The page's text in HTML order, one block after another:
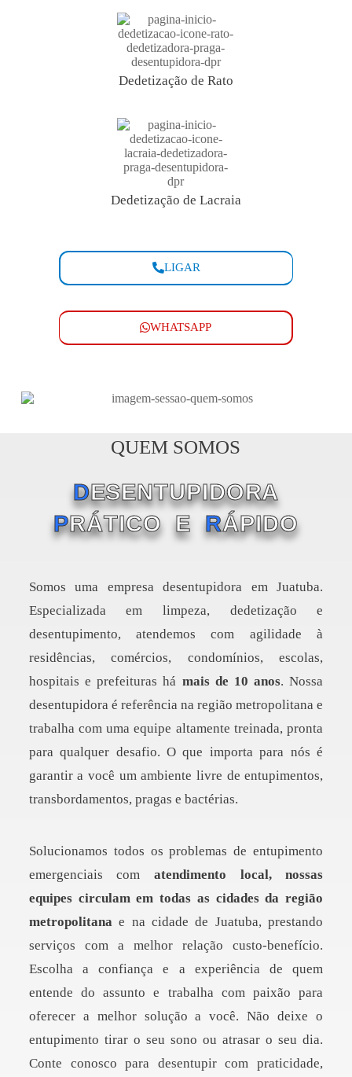
Dedetização de Rato
Dedetização de Lacraia
LIGAR
WHATSAPP
QUEM SOMOS
DESENTUPIDORA
PRÁTICO ERÁPIDO
Somos uma empresa desentupidora em Juatuba.
Especializada em limpeza, dedetização e
desentupimento, atendemos com agilidade à
residências, comércios, condomínios, escolas,
hospitais e prefeituras há mais de 10 anos. Nossa
desentupidora é referência na região metropolitana e
trabalha com uma equipe altamente treinada, pronta
para qualquer desafio. O que importa para nós é
garantir a você um ambiente livre de entupimentos,
transbordamentos, pragas e bactérias.
Solucionamos todos os problemas de entupimento
emergenciais com atendimento local, nossas
equipes circulam em todas as cidades da região
metropolitanae na cidade de Juatuba, prestando
serviços com a melhor relação custo-benefício.
Escolha a confiança e a experiência de quem
entende do assunto e trabalha com paixão para
oferecer a melhor solução a você. Não deixe o
entupimento tirar o seu sono ou atrasar o seu dia.
Conte conosco para desentupir com praticidade,